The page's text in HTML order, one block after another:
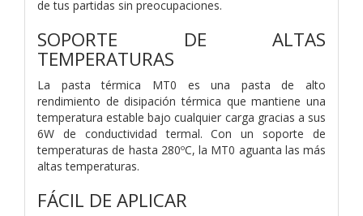
de tus partidas sin preocupaciones.
SOPORTE DE ALTAS
TEMPERATURAS
La pasta térmica MT0 es una pasta de alto
rendimiento de disipación térmica que mantiene una
temperatura estable bajo cualquier carga gracias a sus
6W de conductividad termal. Con un soporte de
temperaturas de hasta 280ºC, la MT0 aguanta las más
altas temperaturas.
FÁCIL DE APLICAR